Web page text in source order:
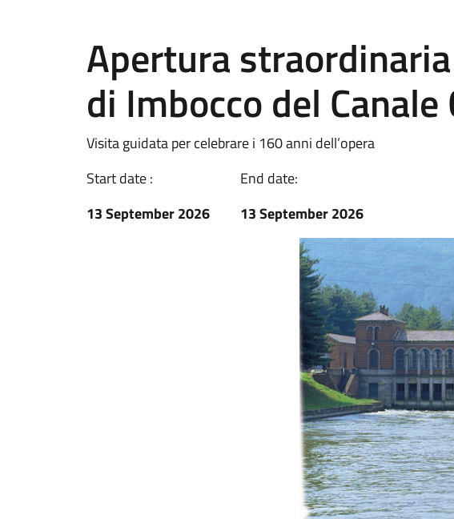
Apertura
di Imbocco del Canale
Visita guidata per celebrare i 160 anni dell’opera
Start date :
13 September 2026
End date:
13 September 2026